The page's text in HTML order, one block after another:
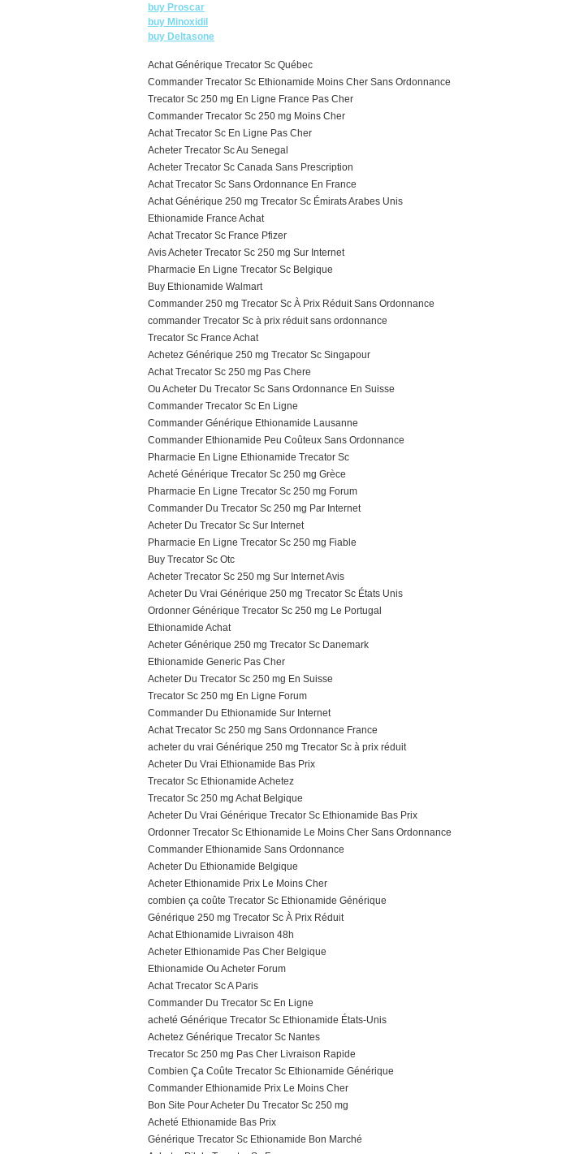
buy Proscar
buy Minoxidil
buy Deltasone
Achat Générique Trecator Sc Québec
Commander Trecator Sc Ethionamide Moins Cher Sans Ordonnance
Trecator Sc 250 mg En Ligne France Pas Cher
Commander Trecator Sc 250 mg Moins Cher
Achat Trecator Sc En Ligne Pas Cher
Acheter Trecator Sc Au Senegal
Acheter Trecator Sc Canada Sans Prescription
Achat Trecator Sc Sans Ordonnance En France
Achat Générique 250 mg Trecator Sc Émirats Arabes Unis
Ethionamide France Achat
Achat Trecator Sc France Pfizer
Avis Acheter Trecator Sc 250 mg Sur Internet
Pharmacie En Ligne Trecator Sc Belgique
Buy Ethionamide Walmart
Commander 250 mg Trecator Sc À Prix Réduit Sans Ordonnance
commander Trecator Sc à prix réduit sans ordonnance
Trecator Sc France Achat
Achetez Générique 250 mg Trecator Sc Singapour
Achat Trecator Sc 250 mg Pas Chere
Ou Acheter Du Trecator Sc Sans Ordonnance En Suisse
Commander Trecator Sc En Ligne
Commander Générique Ethionamide Lausanne
Commander Ethionamide Peu Coûteux Sans Ordonnance
Pharmacie En Ligne Ethionamide Trecator Sc
Acheté Générique Trecator Sc 250 mg Grèce
Pharmacie En Ligne Trecator Sc 250 mg Forum
Commander Du Trecator Sc 250 mg Par Internet
Acheter Du Trecator Sc Sur Internet
Pharmacie En Ligne Trecator Sc 250 mg Fiable
Buy Trecator Sc Otc
Acheter Trecator Sc 250 mg Sur Internet Avis
Acheter Du Vrai Générique 250 mg Trecator Sc États Unis
Ordonner Générique Trecator Sc 250 mg Le Portugal
Ethionamide Achat
Acheter Générique 250 mg Trecator Sc Danemark
Ethionamide Generic Pas Cher
Acheter Du Trecator Sc 250 mg En Suisse
Trecator Sc 250 mg En Ligne Forum
Commander Du Ethionamide Sur Internet
Achat Trecator Sc 250 mg Sans Ordonnance France
acheter du vrai Générique 250 mg Trecator Sc à prix réduit
Acheter Du Vrai Ethionamide Bas Prix
Trecator Sc Ethionamide Achetez
Trecator Sc 250 mg Achat Belgique
Acheter Du Vrai Générique Trecator Sc Ethionamide Bas Prix
Ordonner Trecator Sc Ethionamide Le Moins Cher Sans Ordonnance
Commander Ethionamide Sans Ordonnance
Acheter Du Ethionamide Belgique
Acheter Ethionamide Prix Le Moins Cher
combien ça coûte Trecator Sc Ethionamide Générique
Générique 250 mg Trecator Sc À Prix Réduit
Achat Ethionamide Livraison 48h
Acheter Ethionamide Pas Cher Belgique
Ethionamide Ou Acheter Forum
Achat Trecator Sc A Paris
Commander Du Trecator Sc En Ligne
acheté Générique Trecator Sc Ethionamide États-Unis
Achetez Générique Trecator Sc Nantes
Trecator Sc 250 mg Pas Cher Livraison Rapide
Combien Ça Coûte Trecator Sc Ethionamide Générique
Commander Ethionamide Prix Le Moins Cher
Bon Site Pour Acheter Du Trecator Sc 250 mg
Acheté Ethionamide Bas Prix
Générique Trecator Sc Ethionamide Bon Marché